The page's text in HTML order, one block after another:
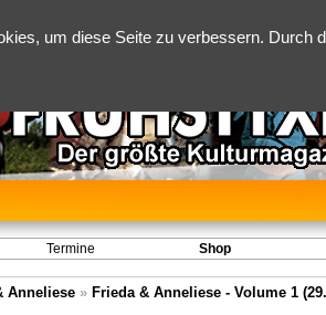
um diese Seite zu verbessern.
Termine Shop
Anneliese » Frieda & Anneliese - Volume 1